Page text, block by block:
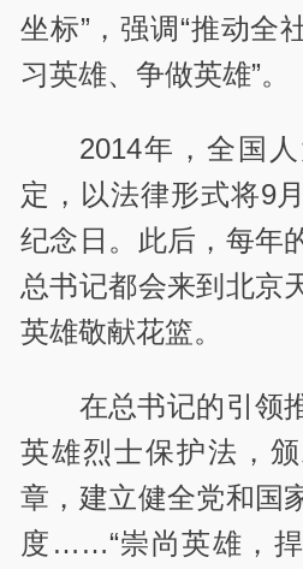
坐标”，强调“推动全
习英雄、争做英雄”。
2014年，全国
定，以法律形式将9
纪念日。此后，每年
总书记都会来到北京
英雄敬献花篮。
在总书记的引领
英雄烈士保护法，
章，建立健全党和国
度……“崇尚英雄，